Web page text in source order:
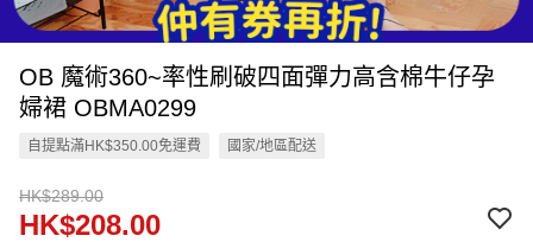
OB 魔術360~率性刷破四面彈力高含棉牛仔孕
婦裙 OBMA0299
自提點滿HK$350.00免運費 國家/地區配送
HK$289.00
HK$208.00